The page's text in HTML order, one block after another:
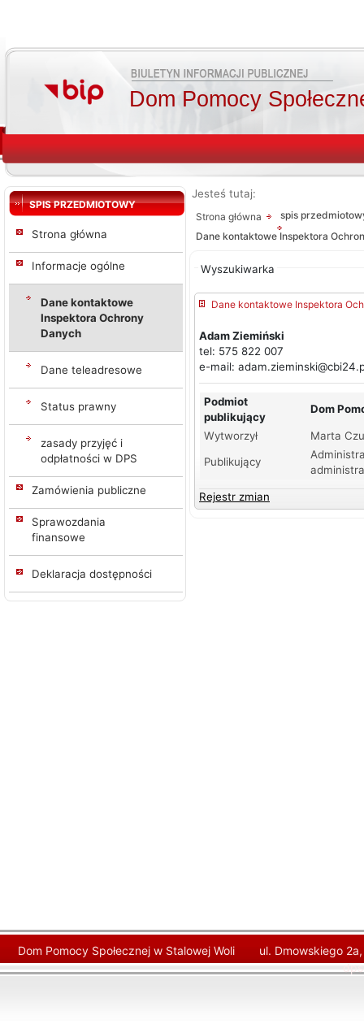
Dom Pomocy
SPIS PRZEDMIOTOWY
Strona główna
Informacje ogólne
Dane kontaktowe
Inspektora Ochrony
Danych
Dane teleadresowe
Status prawny
zasady przyjęć i
odpłatności w DPS
Zamówienia publiczne
Sprawozdania
finansowe
Deklaracja dostępności
Jesteś tutaj:
Strona główna
spis
Dane kontaktowe Inspektora
Wyszukiwarka
Od: Od:
Do:
Szukaj
Dane kontaktowe Inspektora
Adam Ziemiński
tel: 575 822 007
e-mail:
Podmiot
publikujący
Dom
Wytworzył
Marta
Publikujący
Rejestr zmian
Dom Pomocy Społecznej w Stalowej Woli
ul. Dmowskiego